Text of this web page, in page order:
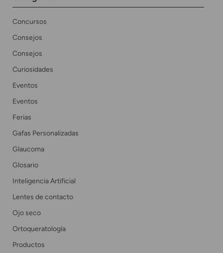
Concursos
Consejos
Consejos
Curiosidades
Eventos
Eventos
Ferias
Gafas Personalizadas
Glaucoma
Glosario
Inteligencia Artificial
Lentes de contacto
Ojo seco
Ortoqueratología
Productos